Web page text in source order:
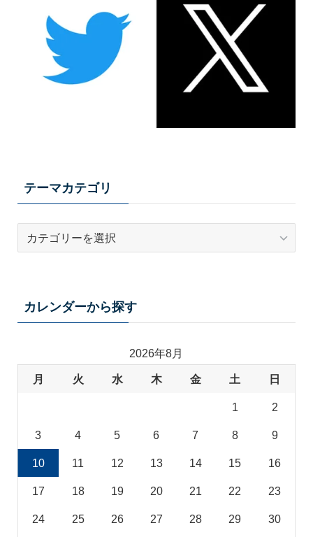
テーマカテゴリ
カレンダーから探す
2026年8月
月 火 水 木 金 土 日
1 2
3 4 5 6 7 8 9
10 11 12 13 14 15 16
17 18 19 20 21 22 23
24 25 26 27 28 29 30